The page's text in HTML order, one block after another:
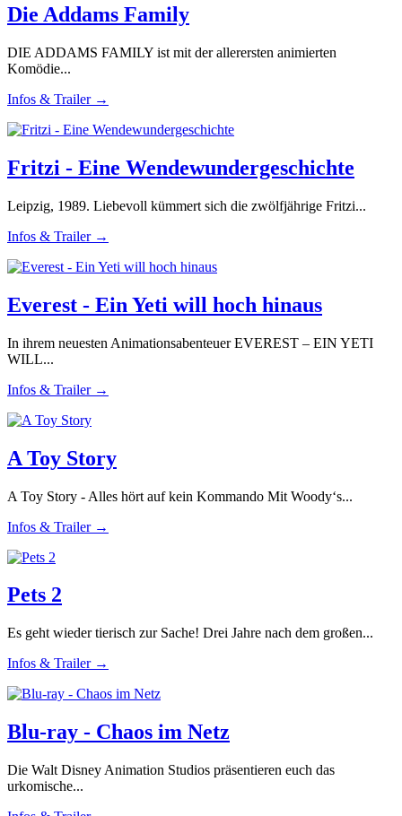
Die Addams Family
DIE ADDAMS FAMILY ist mit der allerersten animierten
Komödie...
Infos & Trailer →
Fritzi - Eine Wendewundergeschichte
Leipzig, 1989. Liebevoll kümmert sich die zwölfjährige Fritzi...
Infos & Trailer →
Everest - Ein Yeti will hoch hinaus
In ihrem neuesten Animationsabenteuer EVEREST – EIN YETI
WILL...
Infos & Trailer →
A Toy Story
A Toy Story - Alles hört auf kein Kommando Mit Woody‘s...
Infos & Trailer →
Pets 2
Es geht wieder tierisch zur Sache! Drei Jahre nach dem großen...
Infos & Trailer →
Blu-ray - Chaos im Netz
Die Walt Disney Animation Studios präsentieren euch das
urkomische...